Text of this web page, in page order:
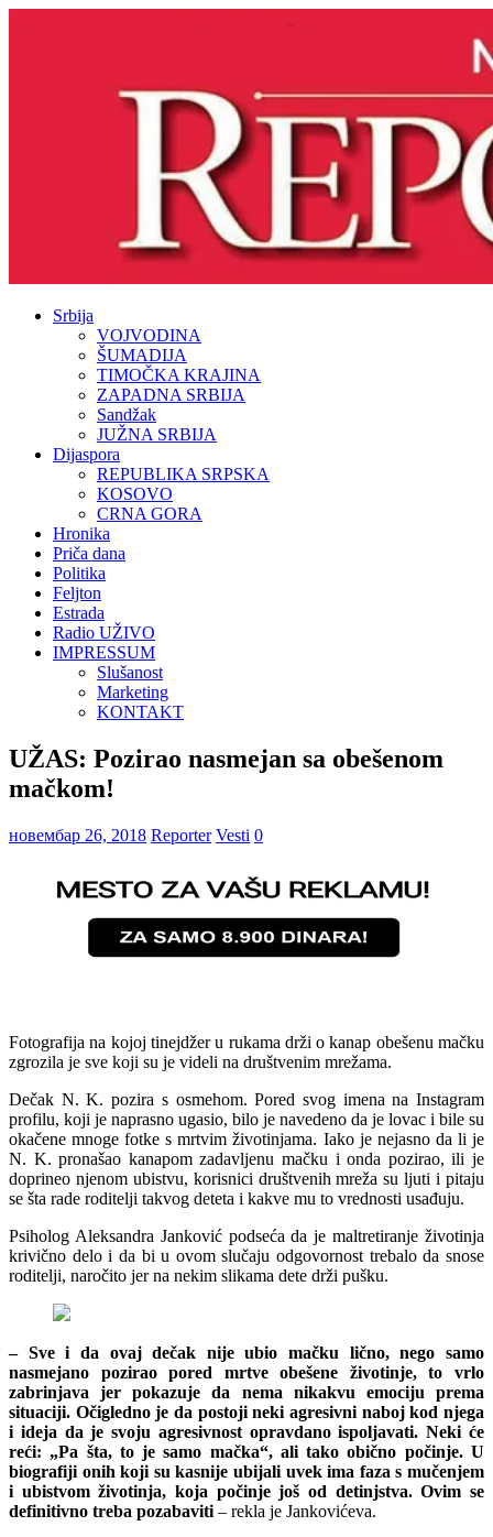
Srbija
VOJVODINA
ŠUMADIJA
TIMOČKA KRAJINA
ZAPADNA SRBIJA
Sandžak
JUŽNA SRBIJA
Dijaspora
REPUBLIKA SRPSKA
KOSOVO
CRNA GORA
Hronika
Priča dana
Politika
Feljton
Estrada
Radio UŽIVO
IMPRESSUM
Slušanost
Marketing
KONTAKT
UŽAS: Pozirao nasmejan sa obešenom
mačkom!
новембар 26, 2018 Reporter Vesti 0
Fotografija na kojoj tinejdžer u rukama drži o kanap obešenu mačku
zgrozila je sve koji su je videli na društvenim mrežama.
Dečak N. K. pozira s osmehom. Pored svog imena na Instagram
profilu, koji je naprasno ugasio, bilo je navedeno da je lovac i bile su
okačene mnoge fotke s mrtvim životinjama. Iako je nejasno da li je
N. K. pronašao kanapom zadavljenu mačku i onda pozirao, ili je
doprineo njenom ubistvu, korisnici društvenih mreža su ljuti i pitaju
se šta rade roditelji takvog deteta i kakve mu to vrednosti usađuju.
Psiholog Aleksandra Janković podseća da je maltretiranje životinja
krivično delo i da bi u ovom slučaju odgovornost trebalo da snose
roditelji, naročito jer na nekim slikama dete drži pušku.
– Sve i da ovaj dečak nije ubio mačku lično, nego samo
nasmejano pozirao pored mrtve obešene životinje, to vrlo
zabrinjava jer pokazuje da nema nikakvu emociju prema
situaciji. Očigledno je da postoji neki agresivni naboj kod njega
i ideja da je svoju agresivnost opravdano ispoljavati. Neki će
reći: „Pa šta, to je samo mačka“, ali tako obično počinje. U
biografiji onih koji su kasnije ubijali uvek ima faza s mučenjem
i ubistvom životinja, koja počinje još od detinjstva. Ovim se
definitivno treba pozabaviti – rekla je Jankovićeva.